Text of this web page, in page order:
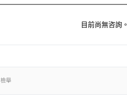
目前尚無咨詢。
舉